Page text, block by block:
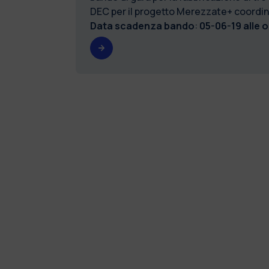
DEC per il progetto Merezzate+
Data scadenza bando: 05-06-19 alle